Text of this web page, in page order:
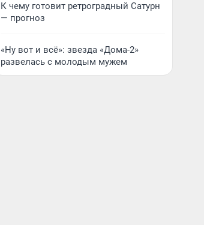
К чему готовит ретроградный Сатурн
— прогноз
«Ну вот и всё»: звезда «Дома-2»
развелась с молодым мужем